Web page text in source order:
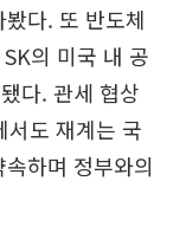
다. 또 반도체
의 미국 내 공
다. 관세 협상
서도 재계는 국
하며 정부와의